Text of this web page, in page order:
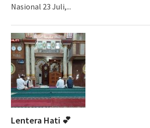
Nasional 23 Juli,...
Lentera Hati 💕